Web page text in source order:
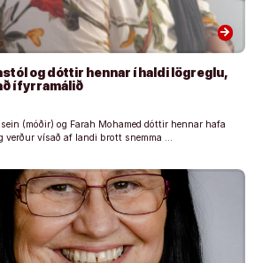
arrow_forward
og dóttir hennar í haldi lögreglu,
í fyrramálið
(móðir) og Farah Mohamed dóttir hennar hafa
verður vísað af landi brott snemma …